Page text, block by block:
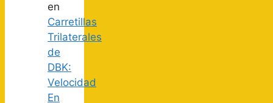
en
Carretillas
Trilaterales
de
DBK:
Velocidad
En